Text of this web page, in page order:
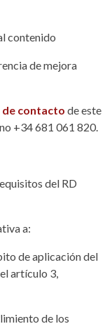
contenido
de mejora
contacto de este
+34 681 061 820.
del RD
a:
de aplicación del
artículo 3,
de los